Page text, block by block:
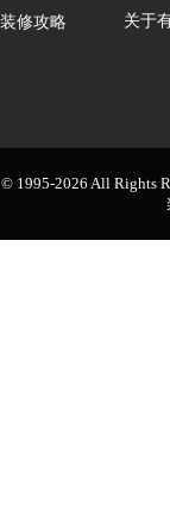
装修攻略
关于
© 1995-2026 All Rights